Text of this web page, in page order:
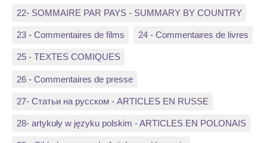
22- SOMMAIRE PAR PAYS - SUMMARY BY COUNTRY
23 - Commentaires de films 24 - Commentaires de livres
25 - TEXTES COMIQUES
26 - Commentaires de presse
27- Статьи на русском - ARTICLES EN RUSSE
28- artykuły w języku polskim - ARTICLES EN POLONAIS